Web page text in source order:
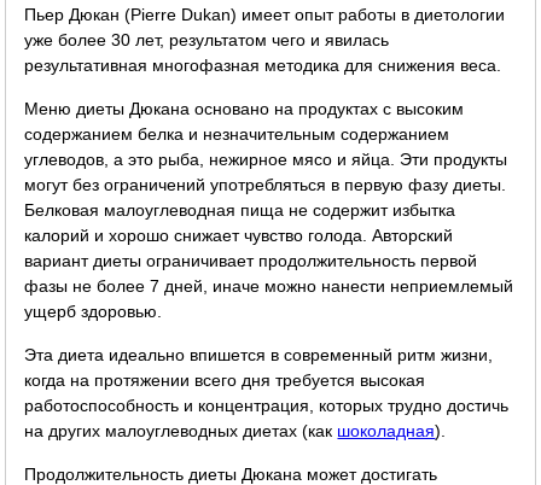
Пьер Дюкан (Pierre Dukan) имеет опыт работы в диетологии
уже более 30 лет, результатом чего и явилась
результативная многофазная методика для снижения веса.
Меню диеты Дюкана основано на продуктах с высоким
содержанием белка и незначительным содержанием
углеводов, а это рыба, нежирное мясо и яйца. Эти продукты
могут без ограничений употребляться в первую фазу диеты.
Белковая малоуглеводная пища не содержит избытка
калорий и хорошо снижает чувство голода. Авторский
вариант диеты ограничивает продолжительность первой
фазы не более 7 дней, иначе можно нанести неприемлемый
ущерб здоровью.
Эта диета идеально впишется в современный ритм жизни,
когда на протяжении всего дня требуется высокая
работоспособность и концентрация, которых трудно достичь
на других малоуглеводных диетах (как шоколадная).
Продолжительность диеты Дюкана может достигать